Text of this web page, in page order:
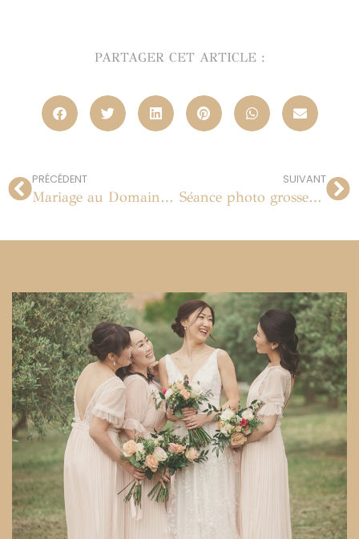
PARTAGER CET ARTICLE :
PRÉCÉDENT
Mariage au Domaine de Segrez
SUIVANT
Séance photo grossesse à Arles